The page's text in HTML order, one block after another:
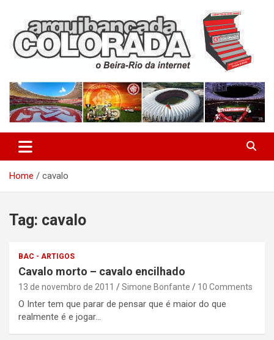
content
Arquibancada Colorada
Home cavalo
Tag: cavalo
BAC - ARTIGOS
Cavalo morto – cavalo encilhado
13 de novembro de 2011 Simone Bonfante 10 Comments
O Inter tem que parar de pensar que é maior do que
realmente é e jogar…